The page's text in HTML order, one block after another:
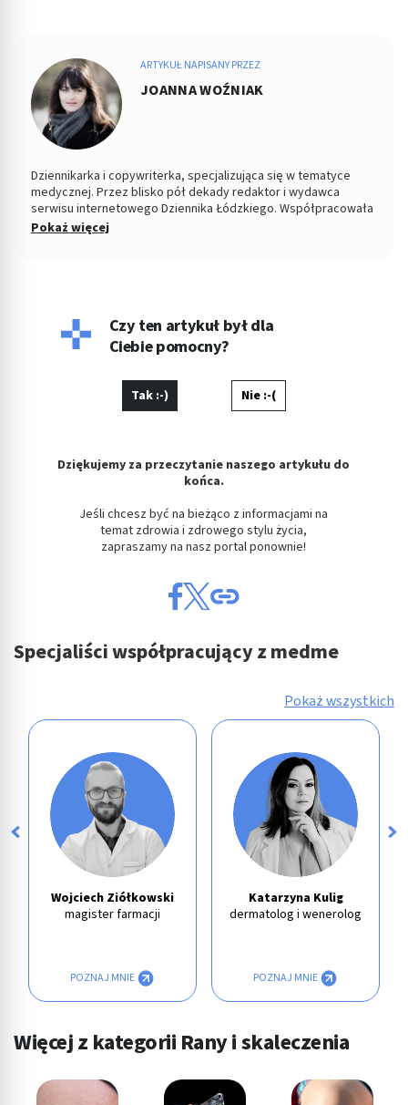
ARTYKUŁ NAPISANY PRZEZ
JOANNA WOŹNIAK
Dziennikarka i copywriterka, specjalizująca się w tematyce
medycznej. Przez blisko pół dekady redaktor i wydawca
serwisu internetowego Dziennika Łódzkiego. Współpracowała
z łódzkim ośrodkiem TVP. Absolwentka Filozofii oraz
Pokaż więcej
Czy ten artykuł był dla
Ciebie pomocny?
Tak :-) Nie :-(
Dziękujemy za przeczytanie naszego artykułu do
końca.
Jeśli chcesz być na bieżąco z informacjami na
temat zdrowia i zdrowego stylu życia,
zapraszamy na nasz portal ponownie!
Specjaliści współpracujący z medme
Pokaż wszystkich
Wojciech Ziółkowski
magister farmacji
POZNAJ MNIE
Katarzyna Kulig
dermatolog i wenerolog
POZNAJ MNIE
Więcej z kategorii Rany i skaleczenia